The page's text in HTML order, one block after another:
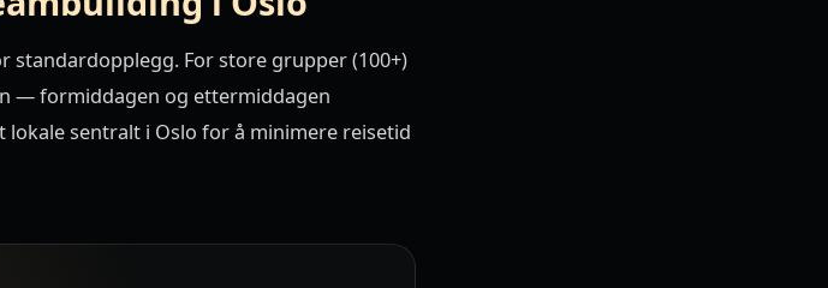
standardopplegg. For store grupper (100+)
— formiddagen og ettermiddagen
sentralt i Oslo for å minimere reisetid